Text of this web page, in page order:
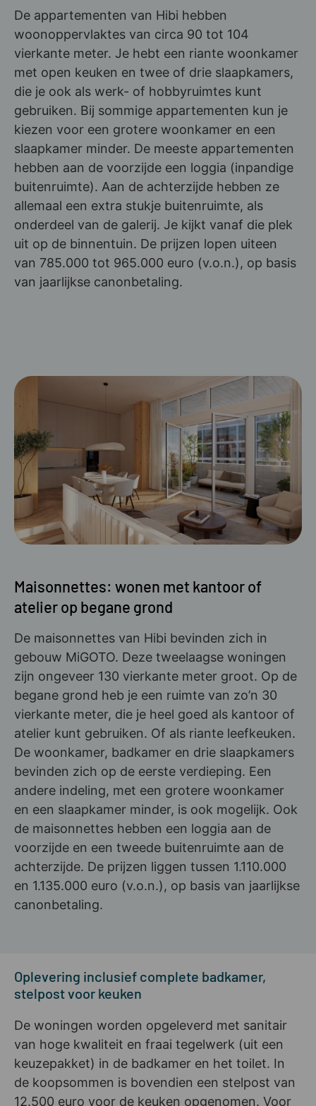
De appartementen van Hibi hebben
woonoppervlaktes van circa 90 tot 104
vierkante meter. Je hebt een riante woonkamer
met open keuken en twee of drie slaapkamers,
die je ook als werk- of hobbyruimtes kunt
gebruiken. Bij sommige appartementen kun je
kiezen voor een grotere woonkamer en een
slaapkamer minder. De meeste appartementen
hebben aan de voorzijde een loggia (inpandige
buitenruimte). Aan de achterzijde hebben ze
allemaal een extra stukje buitenruimte, als
onderdeel van de galerij. Je kijkt vanaf die plek
uit op de binnentuin. De prijzen lopen uiteen
van 785.000 tot 965.000 euro (v.o.n.), op basis
van jaarlijkse canonbetaling.
Maisonnettes: wonen met kantoor of
atelier op begane grond
De maisonnettes van Hibi bevinden zich in
gebouw MiGOTO. Deze tweelaagse woningen
zijn ongeveer 130 vierkante meter groot. Op de
begane grond heb je een ruimte van zo’n 30
vierkante meter, die je heel goed als kantoor of
atelier kunt gebruiken. Of als riante leefkeuken.
De woonkamer, badkamer en drie slaapkamers
bevinden zich op de eerste verdieping. Een
andere indeling, met een grotere woonkamer
en een slaapkamer minder, is ook mogelijk. Ook
de maisonnettes hebben een loggia aan de
voorzijde en een tweede buitenruimte aan de
achterzijde. De prijzen liggen tussen 1.110.000
en 1.135.000 euro (v.o.n.), op basis van jaarlijkse
canonbetaling.
Oplevering inclusief complete badkamer,
stelpost voor keuken
De woningen worden opgeleverd met sanitair
van hoge kwaliteit en fraai tegelwerk (uit een
keuzepakket) in de badkamer en het toilet. In
de koopsommen is bovendien een stelpost van
12.500 euro voor de keuken opgenomen. Voor